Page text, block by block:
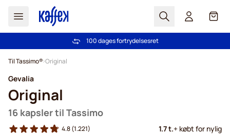
Søg Cart
Fri fragt ved køb over 349 kr.
100 dages fortrydelsesret
Til Tassimo® Original
Gevalia
Original
16 kapsler til Tassimo
4.8(1.221) 1.7 t.+ købt for nylig